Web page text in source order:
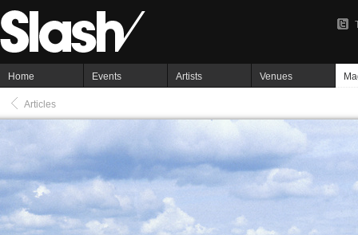
Home Events Artists Venues
Articles